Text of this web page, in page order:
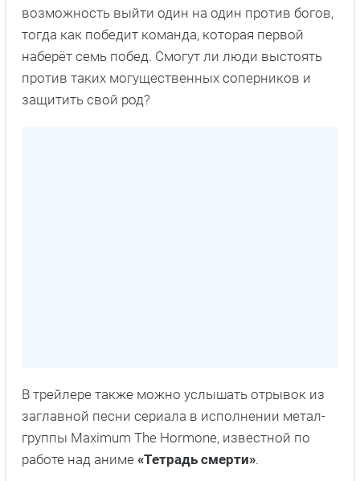
возможность выйти один на один против богов,
тогда как победит команда, которая первой
наберёт семь побед. Смогут ли люди выстоять
против таких могущественных соперников и
защитить свой род?
В трейлере также можно услышать отрывок из
заглавной песни сериала в исполнении метал-
группы Maximum The Hormone, известной по
работе над аниме «Тетрадь смерти».